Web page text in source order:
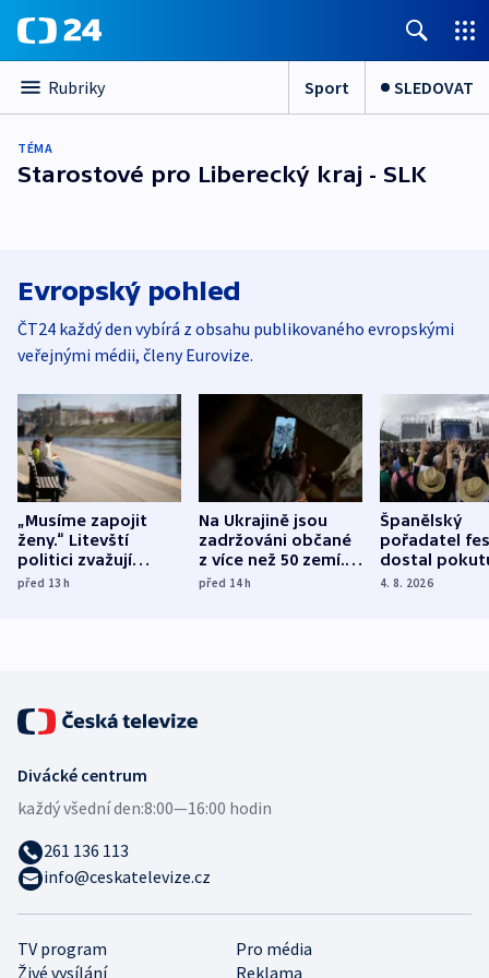
Rubriky Sport SLEDOVAT
TÉMA
Starostové pro Liberecký kraj - SLK
Evropský pohled
ČT24 každý den vybírá z obsahu publikovaného evropskými
veřejnými médii, členy Eurovize.
„Musíme zapojit
ženy.“ Litevští
politici zvažují
dohodu o
před 13h
Na Ukrajině jsou
zadržováni občané
z více než 50 zemí.
Bojovali na straně
před 14h
Španělský
pořadatel
dostal
nekalé
4. 8. 2026
TV program
Pro média
Živé vysílání
Reklama
Divácké centrum
každý všední den:8:00—16:00 hodin
261 136 113
info@ceskatelevize.cz